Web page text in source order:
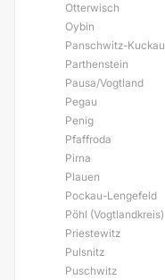
Otterwisch
Oybin
Panschwitz-Kuckau
Parthenstein
Pausa/Vogtland
Pegau
Penig
Pfaffroda
Pirna
Plauen
Pockau-Lengefeld
Pöhl (Vogtlandkreis)
Priestewitz
Pulsnitz
Puschwitz